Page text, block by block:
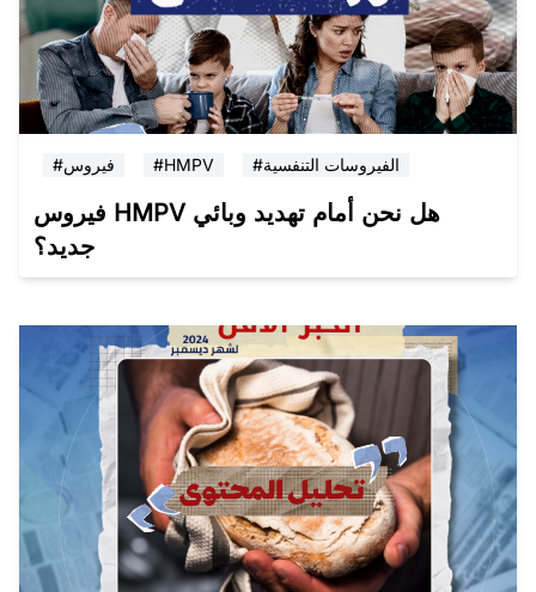
#فيروس #HMPV #الفيروسات التنفسية
فيروس HMPV هل نحن أمام تهديد وبائي
جديد؟